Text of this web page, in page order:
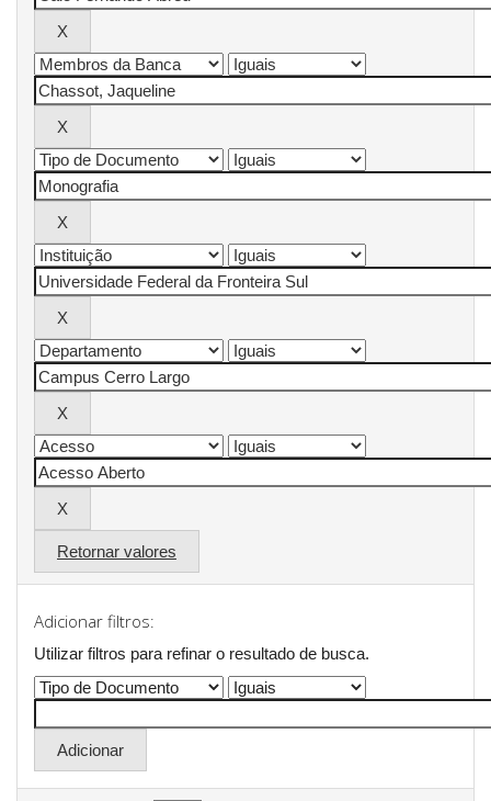
Retornar valores
Adicionar filtros:
Utilizar filtros para refinar o resultado de busca.